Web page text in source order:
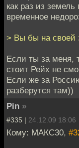
как раз из
временное
> Вы бы на своей
Если ты за меня,
стоит Рейх не
Если же за
разберутся там))
Pin »
#335 | 24.12.09 18:06
Кому: МАКС30,